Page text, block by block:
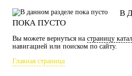
В
ПОКА ПУСТО
Вы можете вернуться на страницу
навигацией или поиском по сайту.
Главная страница